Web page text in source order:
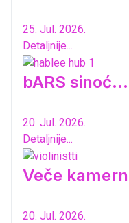
25. Jul. 2026.
Detaljnije...
bARS sinoć...
20. Jul. 2026.
Detaljnije...
Veče
20. Jul. 2026.